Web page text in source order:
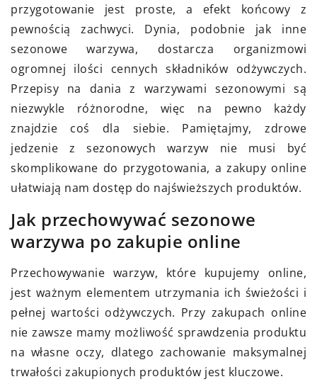
przygotowanie jest proste, a efekt końcowy z
pewnością zachwyci. Dynia, podobnie jak inne
sezonowe warzywa, dostarcza organizmowi
ogromnej ilości cennych składników odżywczych.
Przepisy na dania z warzywami sezonowymi są
niezwykle różnorodne, więc na pewno każdy
znajdzie coś dla siebie. Pamiętajmy, zdrowe
jedzenie z sezonowych warzyw nie musi być
skomplikowane do przygotowania, a zakupy online
ułatwiają nam dostęp do najświeższych produktów.
Jak przechowywać sezonowe
warzywa po zakupie online
Przechowywanie warzyw, które kupujemy online,
jest ważnym elementem utrzymania ich świeżości i
pełnej wartości odżywczych. Przy zakupach online
nie zawsze mamy możliwość sprawdzenia produktu
na własne oczy, dlatego zachowanie maksymalnej
trwałości zakupionych produktów jest kluczowe.